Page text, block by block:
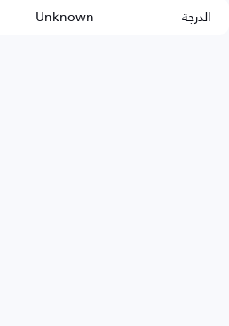
الدرجة
Unknown